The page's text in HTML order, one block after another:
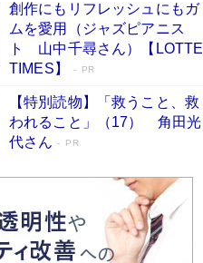
るコツ”…芸への考え方を明か
』は、大嘘である」原作者が抱き
念”とは…「自己憐憫は描きたくな
底的にこだわったこと（後編） #
Book Bang
の回答を集めた『ほほえんで生き
談』がランクイン［エンターテイ
セラー］
Book Bang
最終46巻がベストセラー1位 宇宙
を押し上げた18年の物語に幕 特装
で描かれたマンガ」も収録
創作にもリフレッシュにもガ
ムを愛用（ジャズピアニス
ト 山中千尋さん）【LOTTE
TIMES】
PR
【特別読物】「救うこと、救
われること」（17） 角田光
代さん
PR